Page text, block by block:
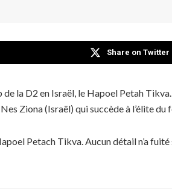
Share on Twitter
la D2 en Israël, le Hapoel Petah
Ziona (Israël) qui succède à l’élite
Petach Tikva. Aucun détail n’a